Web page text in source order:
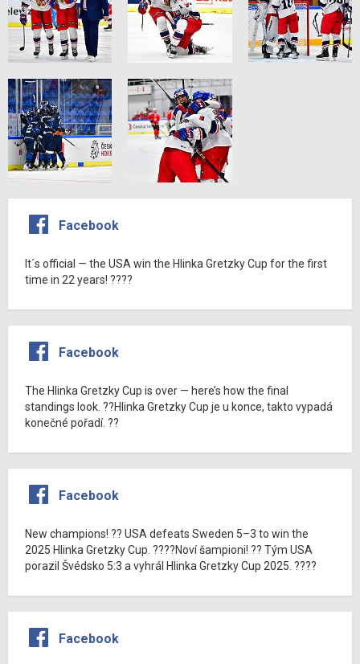
Facebook
It´s official — the USA win the Hlinka Gretzky Cup for the first
time in 22 years! ????
Facebook
The Hlinka Gretzky Cup is over — here’s how the final
standings look. ??Hlinka Gretzky Cup je u konce, takto vypadá
konečné pořadí. ??
Facebook
New champions! ?? USA defeats Sweden 5–3 to win the
2025 Hlinka Gretzky Cup. ????Noví šampioni! ?? Tým USA
porazil Švédsko 5:3 a vyhrál Hlinka Gretzky Cup 2025. ????
Facebook